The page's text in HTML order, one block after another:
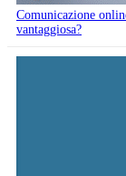
Comunicazione
vantaggiosa?